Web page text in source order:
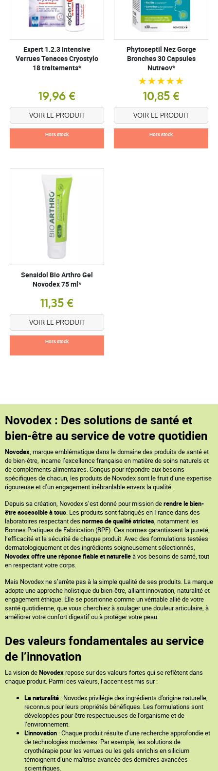
Expert 1.2.3 Intensive
Verrues Tenaces Cryostylo
18 traitements*
19,96 €
VOIR LE PRODUIT
Hors stock
Phytoseptil Nez Gorge
Bronches 30 Capsules
Nutreov*
10,85 €
VOIR LE PRODUIT
Hors stock
Sensidol Bio Arthro Gel
Novodex 75 ml*
11,35 €
VOIR LE PRODUIT
Hors stock
Novodex : Des solutions de santé et
bien-être au service de votre quotidien
Novodex, marque emblématique dans le domaine des produits de santé et
de bien-être, incarne l’excellence française en matière de soins naturels et
de compléments alimentaires. Conçus pour répondre aux besoins
spécifiques de chacun, les produits de Novodex sont le fruit d’une expertise
rigoureuse et d’un engagement inébranlable envers la qualité.
Depuis sa création, Novodex s’est donné pour mission derendre le bien-
être accessible à tous. Les produits sont fabriqués en France dans des
laboratoires respectant des normes de qualité strictes, notamment les
Bonnes Pratiques de Fabrication (BPF). Ces normes garantissent la pureté,
l’efficacité et la sécurité de chaque produit. Avec des formulations testées
dermatologiquement et des ingrédients soigneusement sélectionnés,
Novodex offre une réponse fiable et naturelleà vos besoins de santé, tout
en respectant votre corps.
Mais Novodex ne s’arrête pas à la simple qualité de ses produits. La marque
adopte une approche holistique du bien-être, alliant innovation, naturalité et
engagement éthique. Elle se positionne comme un véritable allié de votre
santé quotidienne, que vous cherchiez à soulager une douleur articulaire, à
améliorer votre confort digestif ou à protéger votre peau.
Des valeurs fondamentales au service
de l’innovation
La vision deNovodexrepose sur des valeurs fortes qui se reflètent dans
chaque produit. Parmi ces valeurs, l’accent est mis sur :
La naturalité : Novodex privilégie des ingrédients d’origine naturelle,
reconnus pour leurs propriétés bénéfiques. Les formulations sont
développées pour être respectueuses de l’organisme et de
l’environnement.
L’innovation : Chaque produit résulte d’une recherche approfondie et
de technologies modernes. Par exemple, les solutions de
cryothérapie pour les verrues ou les gels enrichis en silicium
témoignent d’une maîtrise avancée des dernières avancées
scientifiques.